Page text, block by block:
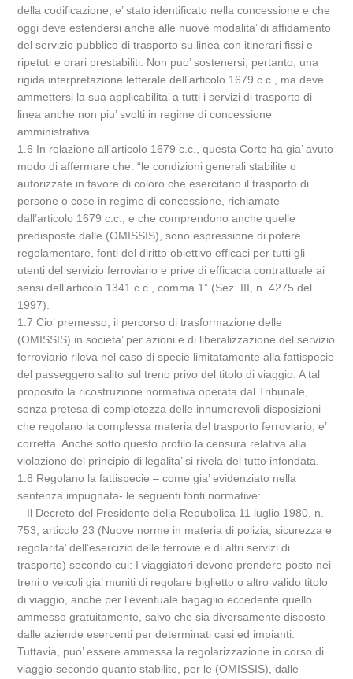
della codificazione, e’ stato identificato nella concessione e che
oggi deve estendersi anche alle nuove modalita’ di affidamento
del servizio pubblico di trasporto su linea con itinerari fissi e
ripetuti e orari prestabiliti. Non puo’ sostenersi, pertanto, una
rigida interpretazione letterale dell’articolo 1679 c.c., ma deve
ammettersi la sua applicabilita’ a tutti i servizi di trasporto di
linea anche non piu’ svolti in regime di concessione
amministrativa.
1.6 In relazione all’articolo 1679 c.c., questa Corte ha gia’ avuto
modo di affermare che: “le condizioni generali stabilite o
autorizzate in favore di coloro che esercitano il trasporto di
persone o cose in regime di concessione, richiamate
dall’articolo 1679 c.c., e che comprendono anche quelle
predisposte dalle (OMISSIS), sono espressione di potere
regolamentare, fonti del diritto obiettivo efficaci per tutti gli
utenti del servizio ferroviario e prive di efficacia contrattuale ai
sensi dell’articolo 1341 c.c., comma 1” (Sez. III, n. 4275 del
1997).
1.7 Cio’ premesso, il percorso di trasformazione delle
(OMISSIS) in societa’ per azioni e di liberalizzazione del servizio
ferroviario rileva nel caso di specie limitatamente alla fattispecie
del passeggero salito sul treno privo del titolo di viaggio. A tal
proposito la ricostruzione normativa operata dal Tribunale,
senza pretesa di completezza delle innumerevoli disposizioni
che regolano la complessa materia del trasporto ferroviario, e’
corretta. Anche sotto questo profilo la censura relativa alla
violazione del principio di legalita’ si rivela del tutto infondata.
1.8 Regolano la fattispecie – come gia’ evidenziato nella
sentenza impugnata- le seguenti fonti normative:
– Il Decreto del Presidente della Repubblica 11 luglio 1980, n.
753, articolo 23 (Nuove norme in materia di polizia, sicurezza e
regolarita’ dell’esercizio delle ferrovie e di altri servizi di
trasporto) secondo cui: I viaggiatori devono prendere posto nei
treni o veicoli gia’ muniti di regolare biglietto o altro valido titolo
di viaggio, anche per l’eventuale bagaglio eccedente quello
ammesso gratuitamente, salvo che sia diversamente disposto
dalle aziende esercenti per determinati casi ed impianti.
Tuttavia, puo’ essere ammessa la regolarizzazione in corso di
viaggio secondo quanto stabilito, per le (OMISSIS), dalle